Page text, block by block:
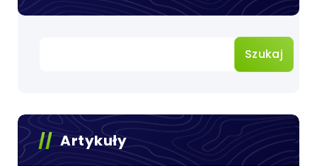
Szukaj
Artykuły